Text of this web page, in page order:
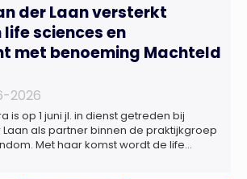
der Laan versterkt
sciences en
met benoeming Machteld
2026
is op 1 juni jl. in dienst getreden bij
als partner binnen de praktijkgroep
Met haar komst wordt de life